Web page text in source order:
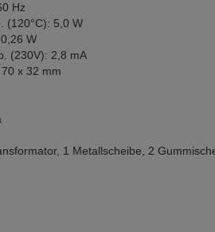
Hz
(120°C): 5,0 W
W
(230V): 2,8 mA
x 32 mm
1 Metallscheibe, 2